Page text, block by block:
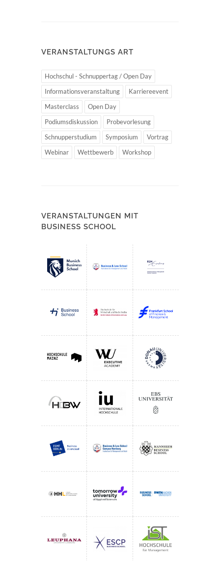
VERANSTALTUNGS ART
Hochschul - Schnuppertag / Open Day
Informationsveranstaltung
Karriereevent
Masterclass
Open Day
Podiumsdiskussion
Probevorlesung
Schnupperstudium
Symposium
Vortrag
Webinar
Wettbewerb Workshop
VERANSTALTUNGEN MIT
BUSINESS SCHOOL